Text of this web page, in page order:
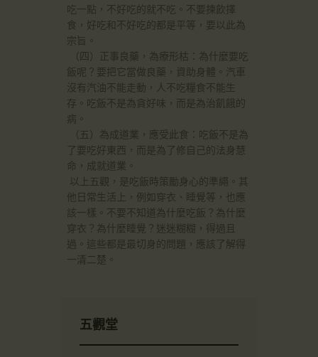
吃一點，不好吃的就不吃。不要揀飲擇
食，好吃和不好吃的都是平等，要以此為
宗旨。
（四）正事良藥，為療形枯：為什麼要吃
飯呢？要把它當做良藥，資助身體。汽車
沒有汽油不能走動，人不吃糧食不能生
存。吃飯不是為貪好味，而是為治飢餓的
病。
（五）為成道業，應受此食：吃飯不是為
了要吃好東西，而是為了修自己的法身慧
命，成就道業。
以上五觀，是吃飯時策勵身心的準繩。其
他日常生活上，例如穿衣、睡覺等，也應
該一樣。不要不知道為什麼吃飯？為什麼
穿衣？為什麼睡覺？迷迷糊糊，得過且
過。這些都是最切身的問題，應該了解得
一清二楚。
五觀堂